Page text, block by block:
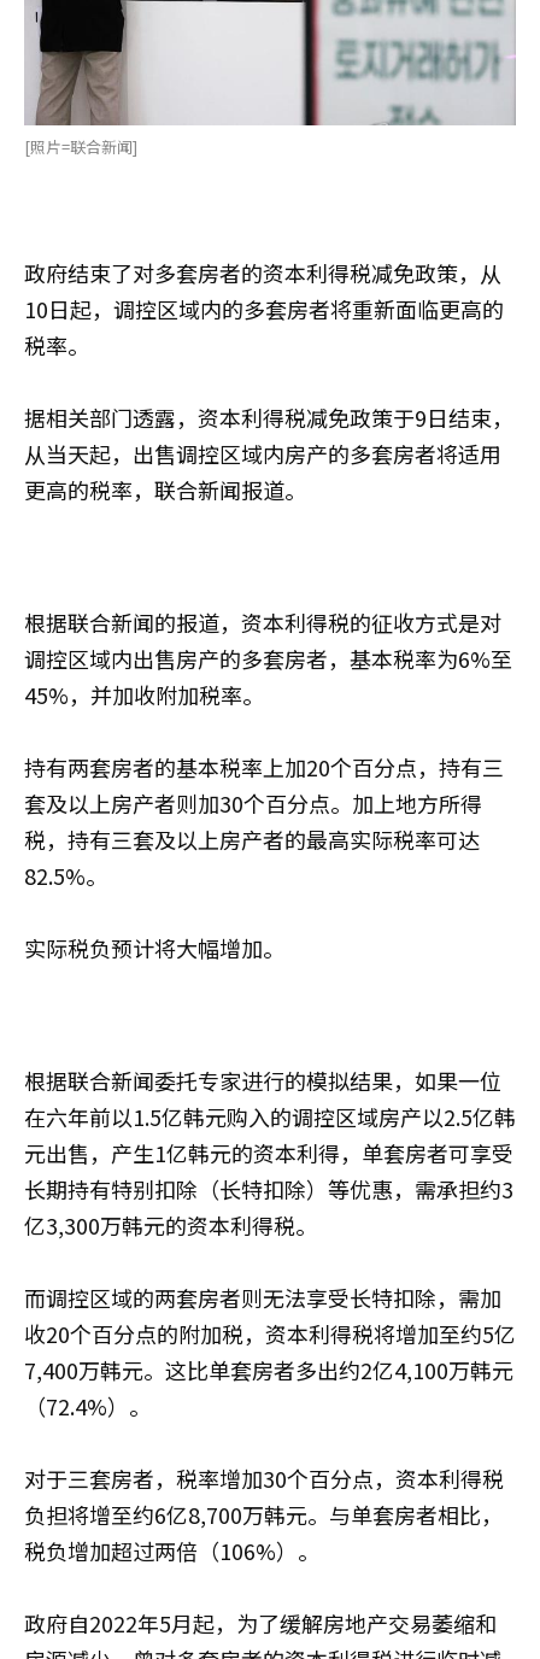
[照片=联合新闻]
政府结束了对多套房者的资本利得税减免政策，从
10日起，调控区域内的多套房者将重新面临更高的
税率。
据相关部门透露，资本利得税减免政策于9日结束，
从当天起，出售调控区域内房产的多套房者将适用
更高的税率，联合新闻报道。
根据联合新闻的报道，资本利得税的征收方式是对
调控区域内出售房产的多套房者，基本税率为6%至
45%，并加收附加税率。
持有两套房者的基本税率上加20个百分点，持有三
套及以上房产者则加30个百分点。加上地方所得
税，持有三套及以上房产者的最高实际税率可达
82.5%。
实际税负预计将大幅增加。
根据联合新闻委托专家进行的模拟结果，如果一位
在六年前以1.5亿韩元购入的调控区域房产以2.5亿韩
元出售，产生1亿韩元的资本利得，单套房者可享受
长期持有特别扣除（长特扣除）等优惠，需承担约3
亿3,300万韩元的资本利得税。
而调控区域的两套房者则无法享受长特扣除，需加
收20个百分点的附加税，资本利得税将增加至约5亿
7,400万韩元。这比单套房者多出约2亿4,100万韩元
（72.4%）。
对于三套房者，税率增加30个百分点，资本利得税
负担将增至约6亿8,700万韩元。与单套房者相比，
税负增加超过两倍（106%）。
政府自2022年5月起，为了缓解房地产交易萎缩和